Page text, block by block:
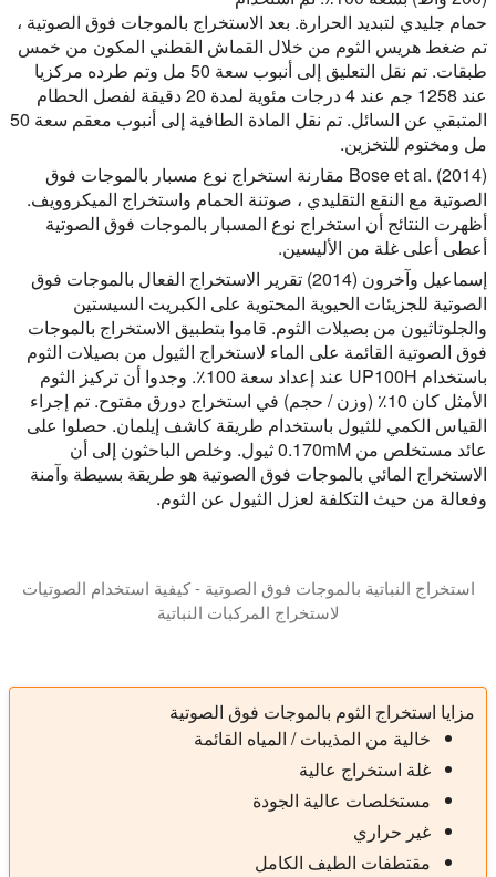
حمام جليدي لتبديد الحرارة. بعد الاستخراج بالموجات فوق الصوتية ،
تم ضغط هريس الثوم من خلال القماش القطني المكون من خمس
طبقات. تم نقل التعليق إلى أنبوب سعة 50 مل وتم طرده مركزيا
عند 1258 جم عند 4 درجات مئوية لمدة 20 دقيقة لفصل الحطام
المتبقي عن السائل. تم نقل المادة الطافية إلى أنبوب معقم سعة 50
مل ومختوم للتخزين.
Bose et al. (2014) مقارنة استخراج نوع مسبار بالموجات فوق
الصوتية مع النقع التقليدي ، صوتنة الحمام واستخراج الميكروويف.
أظهرت النتائج أن استخراج نوع المسبار بالموجات فوق الصوتية
أعطى أعلى غلة من الأليسين.
إسماعيل وآخرون (2014) تقرير الاستخراج الفعال بالموجات فوق
الصوتية للجزيئات الحيوية المحتوية على الكبريت السيستين
والجلوتاثيون من بصيلات الثوم. قاموا بتطبيق الاستخراج بالموجات
فوق الصوتية القائمة على الماء لاستخراج الثيول من بصيلات الثوم
باستخدام UP100H عند إعداد سعة 100٪. وجدوا أن تركيز الثوم
الأمثل كان 10٪ (وزن / حجم) في استخراج دورق مفتوح. تم إجراء
القياس الكمي للثيول باستخدام طريقة كاشف إيلمان. حصلوا على
عائد مستخلص من 0.170mM ثيول. وخلص الباحثون إلى أن
الاستخراج المائي بالموجات فوق الصوتية هو طريقة بسيطة وآمنة
وفعالة من حيث التكلفة لعزل الثيول عن الثوم.
استخراج النباتية بالموجات فوق الصوتية - كيفية استخدام الصوتيات
لاستخراج المركبات النباتية
مزايا استخراج الثوم بالموجات فوق الصوتية
خالية من المذيبات / المياه القائمة
غلة استخراج عالية
مستخلصات عالية الجودة
غير حراري
مقتطفات الطيف الكامل